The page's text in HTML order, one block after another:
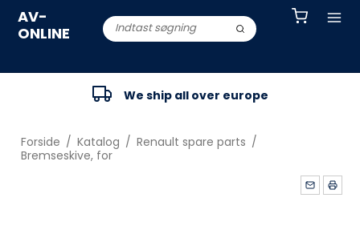
AV-
ONLINE
We ship all over europe
Forside / Katalog / Renault spare parts /
Bremseskive, for